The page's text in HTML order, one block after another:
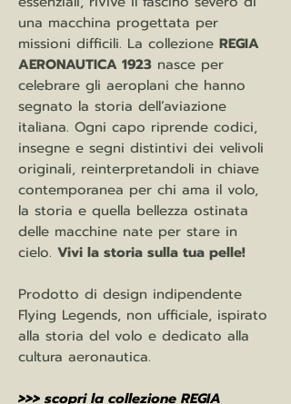
una macchina progettata per
missioni difficili. La collezione REGIA
AERONAUTICA 1923 nasce per
celebrare gli aeroplani che hanno
segnato la storia dell’aviazione
italiana. Ogni capo riprende codici,
insegne e segni distintivi dei velivoli
originali, reinterpretandoli in chiave
contemporanea per chi ama il volo,
la storia e quella bellezza ostinata
delle macchine nate per stare in
cielo. Vivi la storia sulla tua pelle!
Prodotto di design indipendente
Flying Legends, non ufficiale, ispirato
alla storia del volo e dedicato alla
cultura aeronautica.
>>> scopri la collezione REGIA